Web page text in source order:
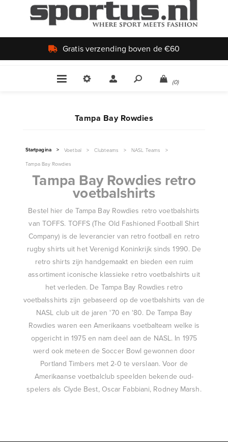
Gratis verzending boven de €60
(0)
Startpagina > Voetbal > Clubteams > NASL Teams
>
Tampa Bay Rowdies
Tampa Bay Rowdies
Tampa Bay Rowdies retro
voetbalshirts
Bestel hier de Tampa Bay Rowdies retro voetbalshirts
van TOFFS. TOFFS (The Old Fashioned Football Shirt
Company) is de leverancier van retro football en retro
rugby shirts uit het Verenigd Koninkrijk sinds 1990. De
retro shirts zijn handgemaakt en bieden een ruim
assortiment iconische klassieke retro voetbalshirts uit
het verleden. De Tampa Bay Rowdies retro
voetbalsshirts zijn gebaseerd op de voetbalshirts van de
NASL club uit de jaren '70 en '80. De Tampa Bay
Rowdies waren een Amerikaans voetbalteam welke is
opgericht in 1975 en nam deel aan de NASL. In 1975
werd ook meteen de Soccer Bowl gewonnen door
Portland Timbers met 2-0 te verslaan. Voor de
Amerikaanse voetbalclub speelden bekende oud-
spelers als Clyde Best, Oscar Fabbiani, Rodney Marsh.